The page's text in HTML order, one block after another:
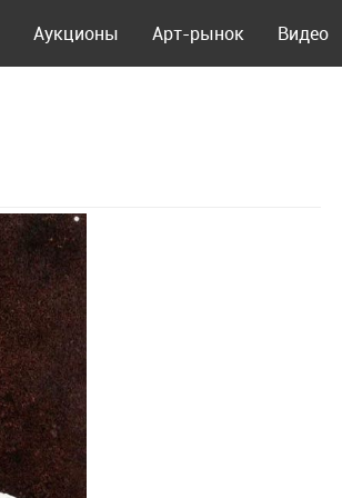
Аукционы Арт-рынок Видео